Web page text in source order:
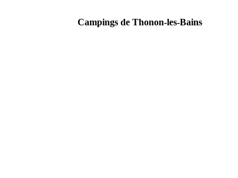
Campings de Thonon-les-Bains